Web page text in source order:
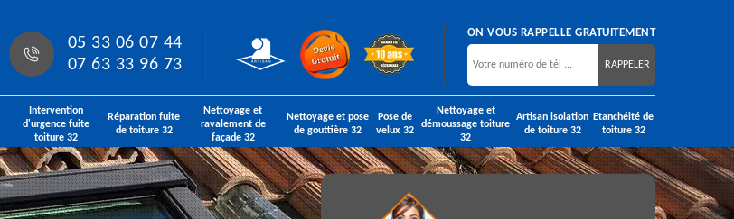
05 33 06 07 44
07 63 33 96 73
ON VOUS RAPPELLE GRATUITEMENT
Intervention
d'urgence fuite
toiture 32
Réparation fuite
de toiture 32
Nettoyage et
ravalement de
façade 32
Nettoyage et pose
de gouttière 32
Pose de
velux 32
Nettoyage et
démoussage toiture
32
Artisan isolation
de toiture 32
Etanchéité de
toiture 32